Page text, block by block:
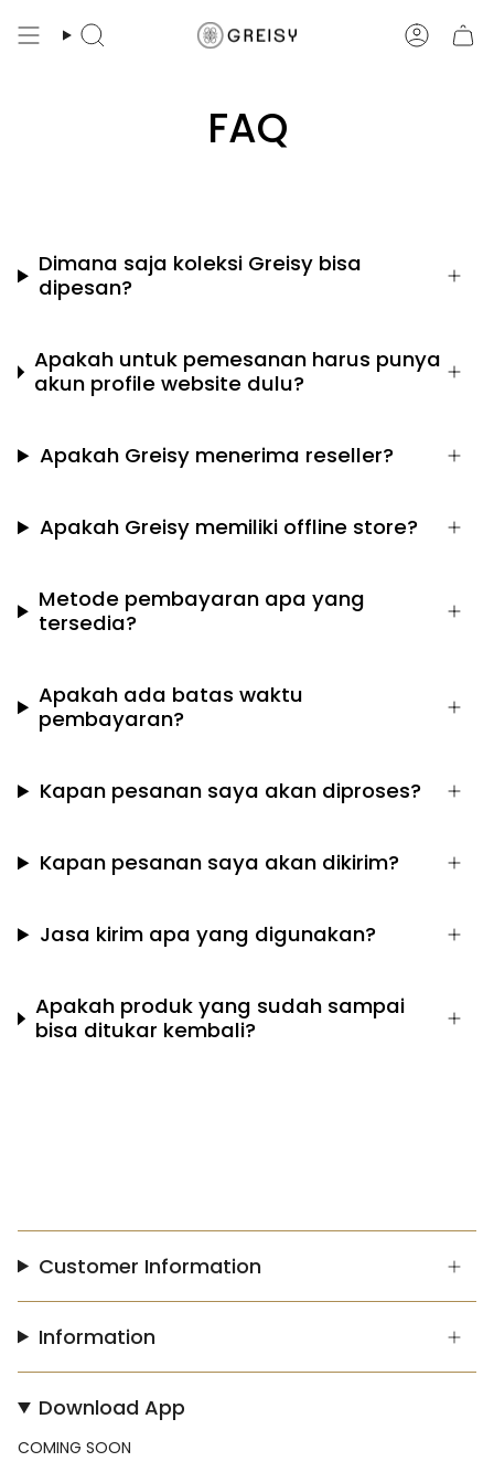
Search Account
FAQ
Dimana saja koleksi Greisy bisa
dipesan?
Apakah untuk pemesanan harus punya
akun profile website dulu?
Apakah Greisy menerima reseller?
Apakah Greisy memiliki offline store?
Metode pembayaran apa yang
tersedia?
Apakah ada batas waktu
pembayaran?
Kapan pesanan saya akan diproses?
Kapan pesanan saya akan dikirim?
Jasa kirim apa yang digunakan?
Apakah produk yang sudah sampai
bisa ditukar kembali?
Customer Information
Information
Download App
COMING SOON